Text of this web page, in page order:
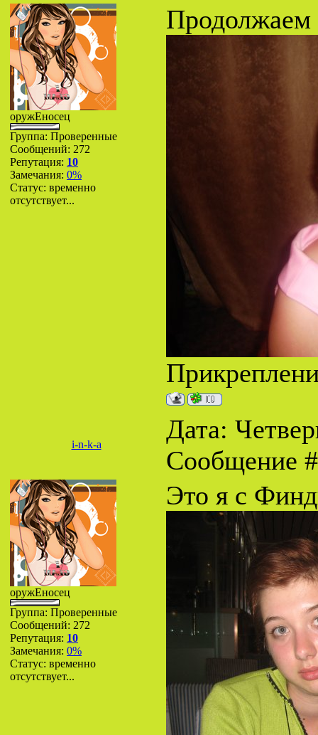
оружЕносец
Группа: Проверенные
Сообщений: 272
Репутация: 10
Замечания: 0%
Статус: временно
отсутствует...
Продолжаем
i-n-k-a
Дата:
Сообщение
оружЕносец
Группа: Проверенные
Сообщений: 272
Репутация: 10
Замечания: 0%
Статус: временно
отсутствует...
Это я с